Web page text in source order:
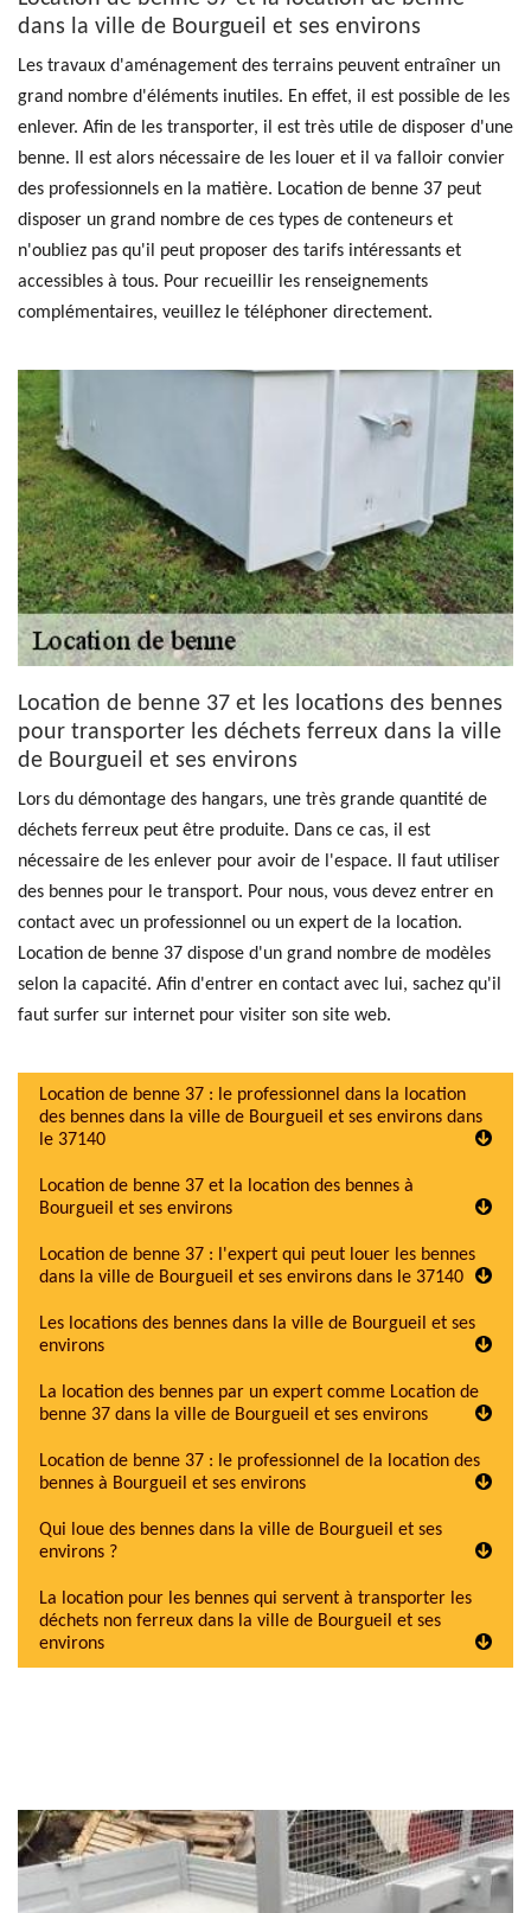
dans la ville de Bourgueil et ses environs
Les travaux d'aménagement des terrains peuvent entraîner un
grand nombre d'éléments inutiles. En effet, il est possible de les
enlever. Afin de les transporter, il est très utile de disposer d'une
benne. Il est alors nécessaire de les louer et il va falloir convier
des professionnels en la matière. Location de benne 37 peut
disposer un grand nombre de ces types de conteneurs et
n'oubliez pas qu'il peut proposer des tarifs intéressants et
accessibles à tous. Pour recueillir les renseignements
complémentaires, veuillez le téléphoner directement.
Location de benne 37 et les locations des bennes
pour transporter les déchets ferreux dans la ville
de Bourgueil et ses environs
Lors du démontage des hangars, une très grande quantité de
déchets ferreux peut être produite. Dans ce cas, il est
nécessaire de les enlever pour avoir de l'espace. Il faut utiliser
des bennes pour le transport. Pour nous, vous devez entrer en
contact avec un professionnel ou un expert de la location.
Location de benne 37 dispose d'un grand nombre de modèles
selon la capacité. Afin d'entrer en contact avec lui, sachez qu'il
faut surfer sur internet pour visiter son site web.
Location de benne 37 : le professionnel dans la location
des bennes dans la ville de Bourgueil et ses environs dans
le 37140
Location de benne 37 et la location des bennes à
Bourgueil et ses environs
Location de benne 37 : l'expert qui peut louer les bennes
dans la ville de Bourgueil et ses environs dans le 37140
Les locations des bennes dans la ville de Bourgueil et ses
environs
La location des bennes par un expert comme Location de
benne 37 dans la ville de Bourgueil et ses environs
Location de benne 37 : le professionnel de la location des
bennes à Bourgueil et ses environs
Qui loue des bennes dans la ville de Bourgueil et ses
environs ?
La location pour les bennes qui servent à transporter les
déchets non ferreux dans la ville de Bourgueil et ses
environs